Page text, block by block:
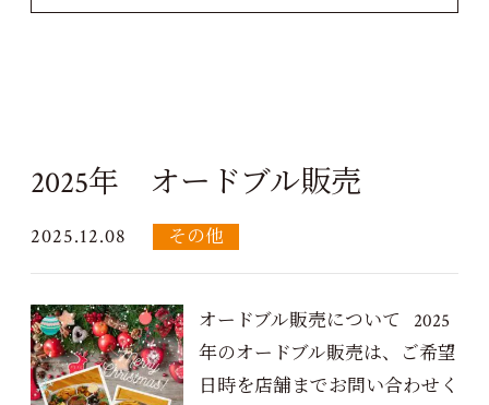
2025年 オードブル販売
2025.12.08 その他
オードブル販売について 2025
年のオードブル販売は、ご希望
日時を店舗までお問い合わせく